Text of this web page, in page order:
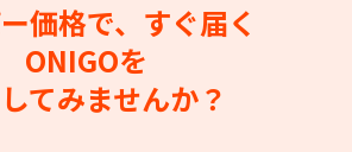
価格で、すぐ届く
ONIGOを
てみませんか？